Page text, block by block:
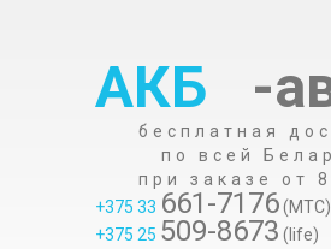
АКБ -
бесплатная
по всей
при заказе от
+375 33 661-7176(МТС)
+375 25 509-8673 (life)